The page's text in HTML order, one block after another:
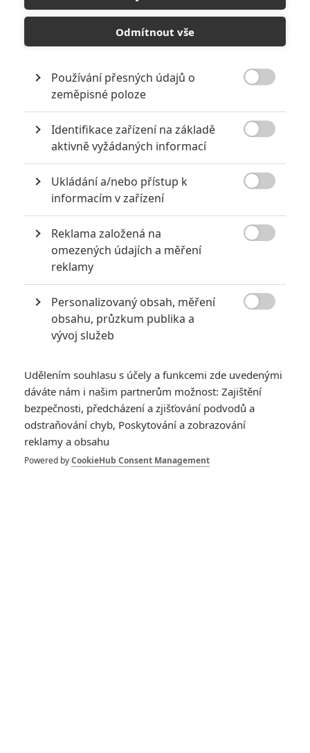
RECENZE FILMŮ
10
Recenze: Zcela výjimečná Gerta
Odmítnout vše
Používání přesných údajů o
zeměpisné poloze
Identifikace zařízení na základě
aktivně vyžádaných informací
Ukládání a/nebo přístup k
informacím v zařízení
Reklama založená na
omezených údajích a měření
reklamy
Personalizovaný obsah, měření
obsahu, průzkum publika a
vývoj služeb
Udělením souhlasu s účely a funkcemi zde uvedenými
dáváte nám i našim partnerům možnost: Zajištění
bezpečnosti, předcházení a zjišťování podvodů a
odstraňování chyb, Poskytování a zobrazování
reklamy a obsahu
Powered byCookieHub Consent Management